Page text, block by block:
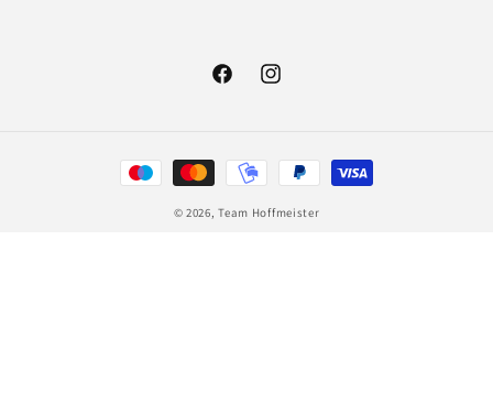
FacebookInstagram
Zahlungsmethoden
© 2026,Team Hoffmeister